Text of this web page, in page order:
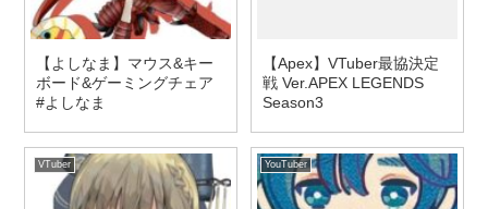
【よしなま】マウス&キー
ボード&ゲーミングチェア
#よしなま
【Apex】VTuber最協決定
戦 Ver.APEX LEGENDS
Season3
VTuber YouTuber